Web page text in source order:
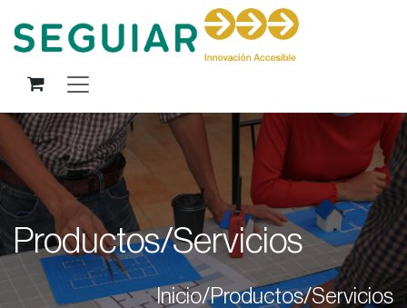
Productos/Servicios
Inicio/Productos/Servicios